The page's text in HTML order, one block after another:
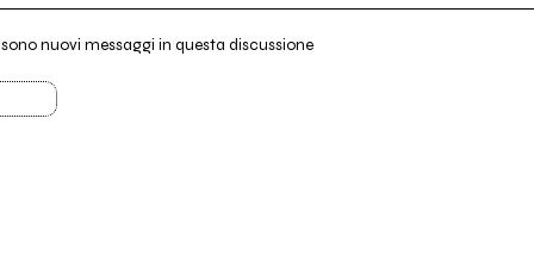
nuovi messaggi in questa discussione